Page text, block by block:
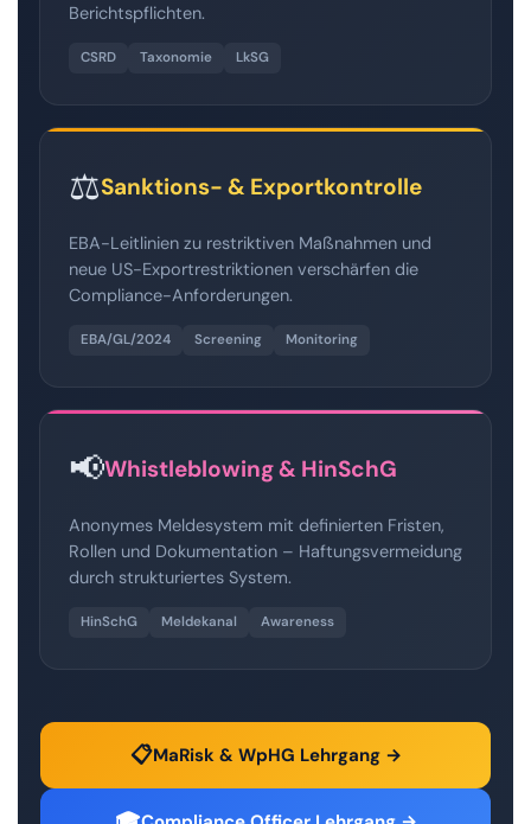
Berichtspflichten.
CSRD Taxonomie LkSG
⚖️Sanktions- & Exportkontrolle
EBA-Leitlinien zu restriktiven Maßnahmen und
neue US-Exportrestriktionen verschärfen die
Compliance-Anforderungen.
EBA/GL/2024 Screening Monitoring
📢Whistleblowing & HinSchG
Anonymes Meldesystem mit definierten Fristen,
Rollen und Dokumentation – Haftungsvermeidung
durch strukturiertes System.
HinSchG Meldekanal Awareness
📋MaRisk & WpHG Lehrgang →